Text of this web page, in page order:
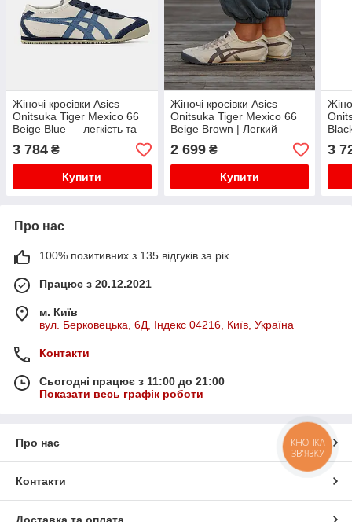
Жіночі кросівки Asics
Onitsuka Tiger Mexico 66
Beige Blue — легкість та
елегантність у кожному
кроці
3 784 ₴
Купити
Жіночі кросівки Asics
Onitsuka Tiger Mexico 66
Beige Brown | Легкий
дизайн і надійність
2 699₴
Купити
3
Про нас
100% позитивних з 135 відгуків за рік
Працює з 20.12.2021
м. Київ
вул. Берковецька, 6Д, Індекс 04216, Київ, Україна
Контакти
Сьогодні працює з 11:00 до 21:00
Показати весь графік роботи
Про нас
Контакти
КНОПКА
ЗВ'ЯЗКУ